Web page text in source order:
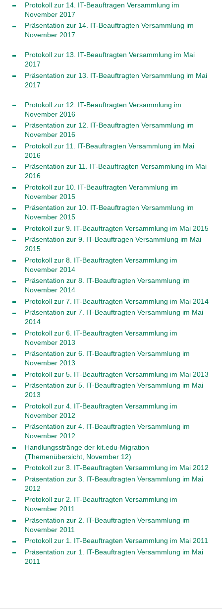
Protokoll zur 14. IT-Beauftragen Versammlung im
November 2017
Präsentation zur 14. IT-Beauftragten Versammlung im
November 2017
Protokoll zur 13. IT-Beauftragten Versammlung im Mai
2017
Präsentation zur 13. IT-Beauftragten Versammlung im Mai
2017
Protokoll zur 12. IT-Beauftragten Versammlung im
November 2016
Präsentation zur 12. IT-Beauftragten Versammlung im
November 2016
Protokoll zur 11. IT-Beauftragten Versammlung im Mai
2016
Präsentation zur 11. IT-Beauftragten Versammlung im Mai
2016
Protokoll zur 10. IT-Beauftragten Verammlung im
November 2015
Präsentation zur 10. IT-Beauftragten Versammlung im
November 2015
Protokoll zur 9. IT-Beauftragten Versammlung im Mai 2015
Präsentation zur 9. IT-Beauftragen Versammlung im Mai
2015
Protokoll zur 8. IT-Beauftragten Versammlung im
November 2014
Präsentation zur 8. IT-Beauftragten Versammlung im
November 2014
Protokoll zur 7. IT-Beauftragten Versammlung im Mai 2014
Präsentation zur 7. IT-Beauftragten Versammlung im Mai
2014
Protokoll zur 6. IT-Beauftragten Versammlung im
November 2013
Präsentation zur 6. IT-Beauftragten Versammlung im
November 2013
Protokoll zur 5. IT-Beauftragten Versammlung im Mai 2013
Präsentation zur 5. IT-Beauftragten Versammlung im Mai
2013
Protokoll zur 4. IT-Beauftragten Versammlung im
November 2012
Präsentation zur 4. IT-Beauftragten Versammlung im
November 2012
Handlungsstränge der kit.edu-Migration
(Themenübersicht, November 12)
Protokoll zur 3. IT-Beauftragten Versammlung im Mai 2012
Präsentation zur 3. IT-Beauftragten Versammlung im Mai
2012
Protokoll zur 2. IT-Beauftragten Versammlung im
November 2011
Präsentation zur 2. IT-Beauftragten Versammlung im
November 2011
Protokoll zur 1. IT-Beauftragten Versammlung im Mai 2011
Präsentation zur 1. IT-Beauftragten Versammlung im Mai
2011